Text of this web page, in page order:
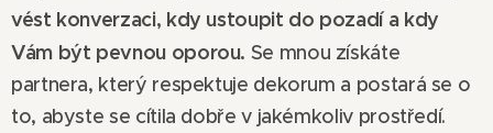
vést konverzaci, kdy ustoupit do pozadí a kdy
Vám být pevnou oporou. Se mnou získáte
partnera, který respektuje dekorum a postará se o
to, abyste se cítila dobře v jakémkoliv prostředí.